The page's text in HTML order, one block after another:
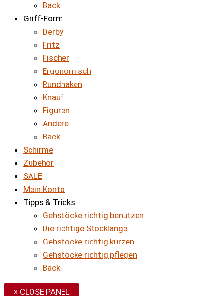
Back
Griff-Form
Derby
Fritz
Fischer
Ergonomisch
Rundhaken
Knauf
Figuren
Andere
Back
Schirme
Zubehör
SALE
Mein Konto
Tipps & Tricks
Gehstöcke richtig benutzen
Die richtige Stocklänge
Gehstöcke richtig kürzen
Gehstöcke richtig pflegen
Back
× CLOSE PANEL